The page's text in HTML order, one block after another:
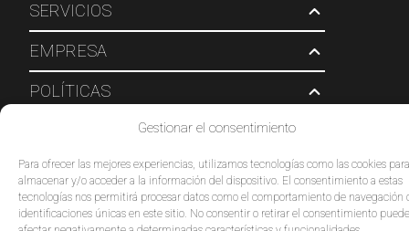
Gestionar el consentimiento
Para ofrecer las mejores experiencias, utilizamos tecnologías como las cookies para
almacenar y/o acceder a la información del dispositivo. El consentimiento a estas
tecnologías nos permitirá procesar datos como el comportamiento de navegación
identificaciones únicas en este sitio. No consentir o retirar el consentimiento puede
SERVICIOS
EMPRESA
POLÍTICAS